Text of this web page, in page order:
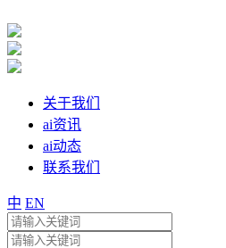
关于我们
ai资讯
ai动态
联系我们
中 EN